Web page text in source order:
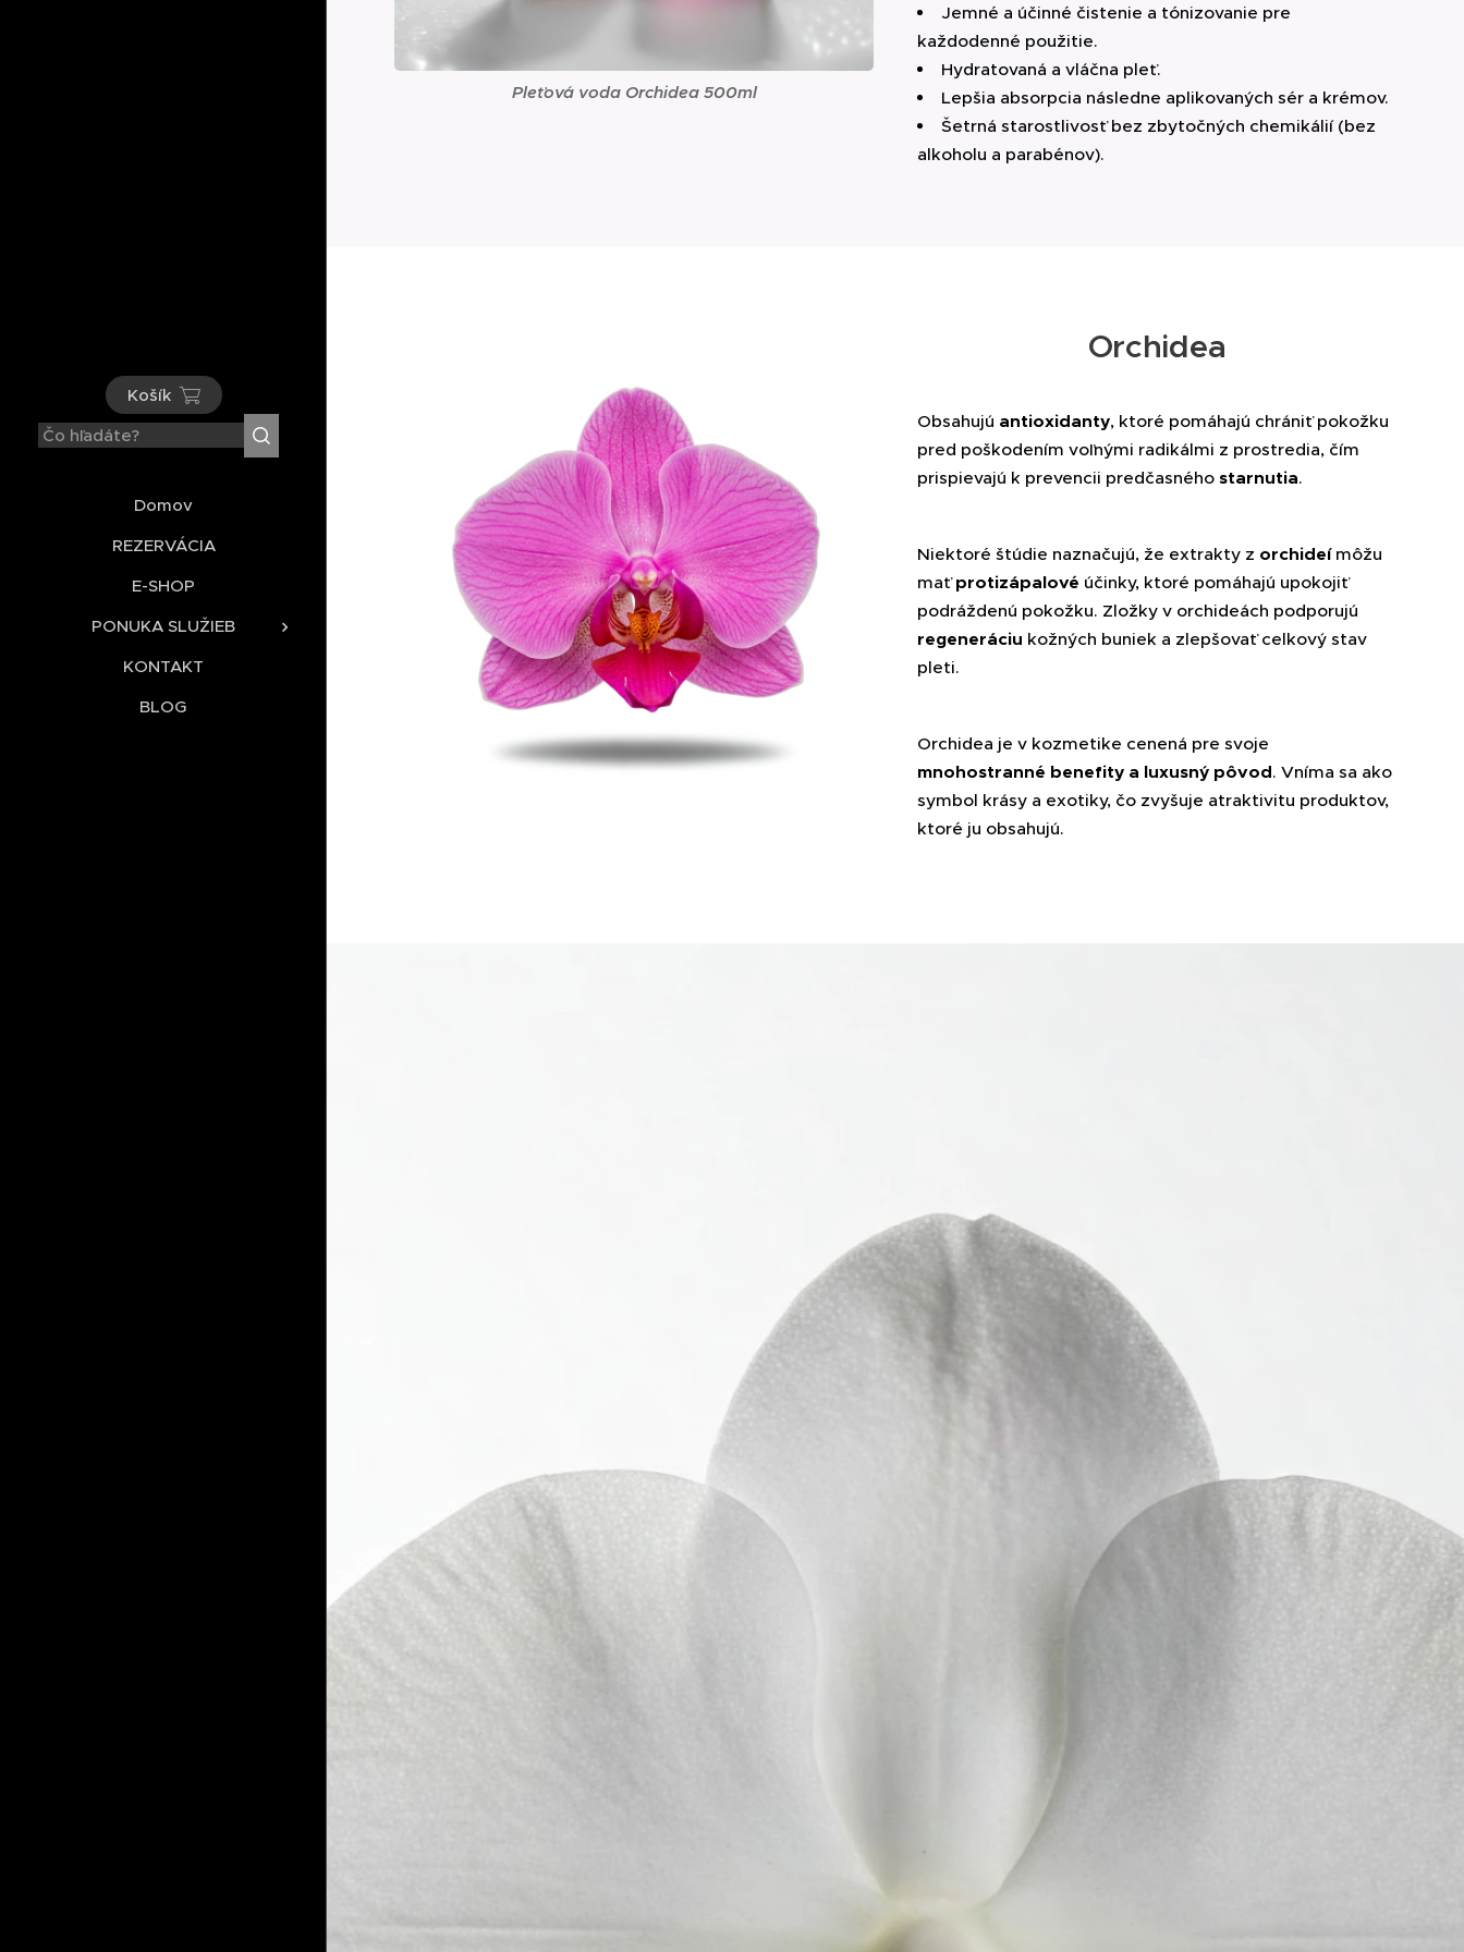
Košík
Domov
REZERVÁCIA
E-SHOP
PONUKA SLUŽIEB
KONTAKT
BLOG
Pleťová voda Orchidea 500ml
Jemné a účinné čistenie a tónizovanie pre
každodenné použitie.
Hydratovaná a vláčna pleť.
Lepšia absorpcia následne aplikovaných sér a krémov.
Šetrná starostlivosť bez zbytočných chemikálií (bez
alkoholu a parabénov).
Orchidea
Obsahujú antioxidanty, ktoré pomáhajú chrániť pokožku
pred poškodením voľnými radikálmi z prostredia, čím
prispievajú k prevencii predčasného starnutia.
Niektoré štúdie naznačujú, že extrakty z orchideímôžu
maťprotizápalové účinky, ktoré pomáhajú upokojiť
podráždenú pokožku. Zložky v orchideách podporujú
regeneráciu kožných buniek a zlepšovať celkový stav
pleti.
Orchidea je v kozmetike cenená pre svoje
mnohostranné benefity a luxusný pôvod. Vníma sa ako
symbol krásy a exotiky, čo zvyšuje atraktivitu produktov,
ktoré ju obsahujú.